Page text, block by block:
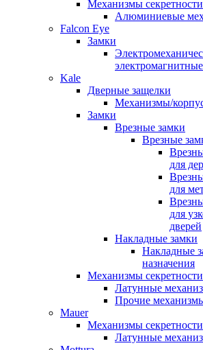
Механизмы секретности
Алюминиевые
Falcon Eye
Замки
Kale
Дверные защелки
Механизмы/
Замки
Врезные замки
Врезные
для
для
для
дверей
Накладные замки
Накладные
назначения
Механизмы секретности
Латунные
Прочие
Mauer
Механизмы секретности
Латунные